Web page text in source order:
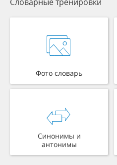
Фото словарь
Синонимы и
антонимы